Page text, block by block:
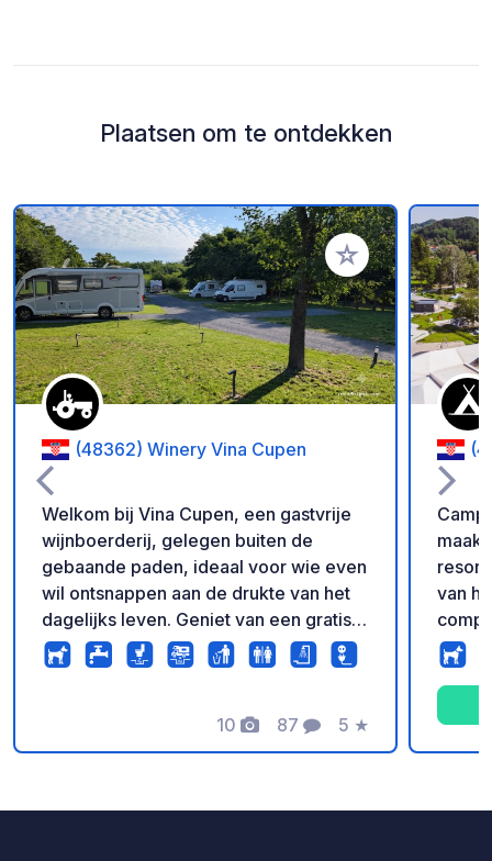
Plaatsen om te ontdekken
Voeg toe aan je
(48362) Winery Vina Cupen
Welkom bij Vina Cupen, een gastvrije
wijnboerderij, gelegen buiten de
gebaande paden, ideaal voor wie even
wil ontsnappen aan de drukte van het
dagelijks leven. Geniet van een gratis
en ontspannende wijnproeverij en
wandel door de omliggende heuvels
wachtwoord voor gratis Starlink-
10
Foto's
87
Commentaren
5
Beoordeling
★
van
voor
Vita.